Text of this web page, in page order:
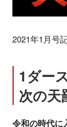
2021年1月号
1ダー
次の天
令和の時代に